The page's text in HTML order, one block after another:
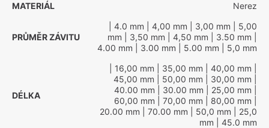
MATERIÁL
Nerez
PRŮMĚR ZÁVITU
| 4.0 mm | 4,00 mm | 3,00 mm | 5,00
mm | 3,50 mm | 4,50 mm | 3.50 mm
4.00 mm | 3.00 mm | 5.00 mm | 5,0 mm
DÉLKA
| 16,00 mm | 35,00 mm | 40,00 mm
45,00 mm | 50,00 mm | 30,00 mm
40.00 mm | 30.00 mm | 25,00 mm
60,00 mm | 70,00 mm | 80,00 mm
20.00 mm | 70.00 mm | 50,0 mm | 25,0
mm | 45.0 mm